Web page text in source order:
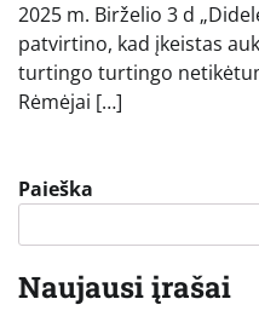
2025 m. Birželio 3 d
patvirtino, kad įkeistas
turtingo turtingo
Rėmėjai […]
Paieška
Naujausi įrašai